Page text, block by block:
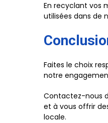
En recyclant vos
utilisées dans de
Faites le choix
notre
Contactez-nous
et à vous offrir
locale.